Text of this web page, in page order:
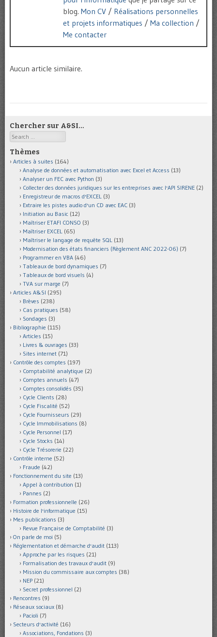
blog. Mon CV / Réalisations personnelles
et projets informatiques / Ma collection /
Me contacter
Aucun article similaire.
Chercher sur A&SI…
Search
Thèmes
Articles à suites (164)
Analyse de données et automatisation avec Excel et Access (13)
Analyser un FEC avec Python (3)
Collecter des données juridiques sur les entreprises avec l'API SIRENE (2)
Enregistreur de macros d'EXCEL (3)
Extraire les pistes audio d'un CD avec EAC (3)
Initiation au Basic (12)
Maîtriser ETAFI CONSO (3)
Maîtriser EXCEL (65)
Maîtriser le langage de requête SQL (13)
Modernisation des états financiers (Règlement ANC 2022-06) (7)
Programmer en VBA (46)
Tableaux de bord dynamiques (7)
Tableaux de bord visuels (4)
TVA sur marge (7)
Articles A&SI (295)
Brèves (238)
Cas pratiques (58)
Sondages (3)
Bibliographie (115)
Articles (15)
Livres & ouvrages (33)
Sites internet (71)
Contrôle des comptes (197)
Comptabilité analytique (2)
Comptes annuels (47)
Comptes consolidés (35)
Cycle Clients (28)
Cycle Fiscalité (52)
Cycle Fournisseurs (29)
Cycle Immobilisations (8)
Cycle Personnel (17)
Cycle Stocks (14)
Cycle Trésorerie (22)
Contrôle interne (52)
Fraude (42)
Fonctionnement du site (13)
Appel à contribution (1)
Pannes (2)
Formation professionnelle (26)
Histoire de l'informatique (15)
Mes publications (3)
Revue Française de Comptabilité (3)
On parle de moi (5)
Réglementation et démarche d'audit (113)
Approche par les risques (21)
Formalisation des travaux d'audit (9)
Mission du commissaire aux comptes (38)
NEP (21)
Secret professionnel (2)
Rencontres (9)
Réseaux sociaux (8)
Pacioli (7)
Secteurs d'activité (16)
Associations, Fondations (3)